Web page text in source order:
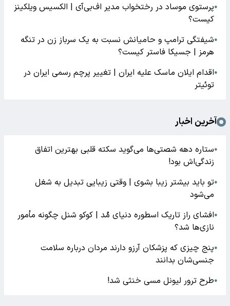
●پرستوی موساد در رختخواب مدیر اف‌بی‌آی | الکسیس ویلکینز
کیست؟
●شیفتگی ترامپ و حامیانش نسبت به یک سرباز زن در تنگه
هرمز | جسیکا فاستر کیست؟
●اقدام ایلان ماسک علیه ایران | تغییر پرچم رسمی ایران در
توئیتر
آخرین اخبار
●ستاره دهه شصتی‌ها می‌گوید سکته قلبی بهترین اتفاق
زندگی‌اش بود!
●تو باید بیشتر زیبا بشوی | وقتی زیبایی تبدیل به شغل
می‌شود
●افشای راز تاریک اسطوره دنیای مُد | کوکو شنل چگونه مأمور
نازی‌ها شد؟
●پنج چیزی که پزشکان آرزو دارند مردان درباره سلامت
جنسی‌شان بدانند
●طرح ترور لیونل مسی خنثی شد!